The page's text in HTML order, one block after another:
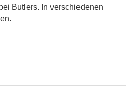
Butlers. In verschiedenen